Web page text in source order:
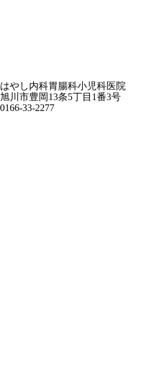
はやし内科胃腸科小児科医院
旭川市豊岡13条5丁目1番3号
0166-33-2277